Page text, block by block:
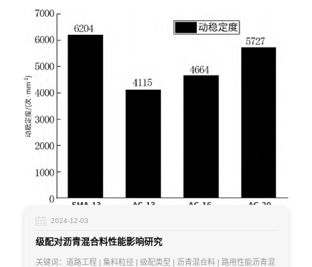
2024-12-03
级配对沥青混合料性能影响研究
关键词：道路工程 | 集料粒径 | 级配类型 | 沥青混合料 | 路用性能沥青混